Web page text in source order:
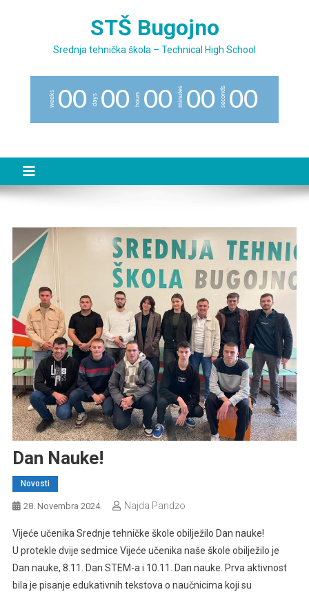
STŠ Bugojno
Srednja tehnička škola – Technical High School
weeks 00 days 00 hours 00 minutes 00 seconds 00
Dan Nauke!
Novosti
28. Novembra 2024. Najda Pandzo
Vijeće učenika Srednje tehničke škole obilježilo Dan nauke!
U protekle dvije sedmice Vijeće učenika naše škole obilježilo je
Dan nauke, 8.11. Dan STEM-a i 10.11. Dan nauke. Prva aktivnost
bila je pisanje edukativnih tekstova o naučnicima koji su